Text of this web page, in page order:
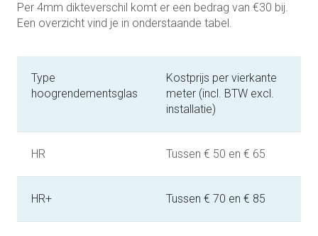
Per 4mm dikteverschil komt er een bedrag van €30 bij.
Een overzicht vind je in onderstaande tabel.
Type
hoogrendementsglas
Kostprijs per vierkante
meter (incl. BTW excl.
installatie)
HR Tussen € 50 en € 65
HR+ Tussen € 70 en € 85